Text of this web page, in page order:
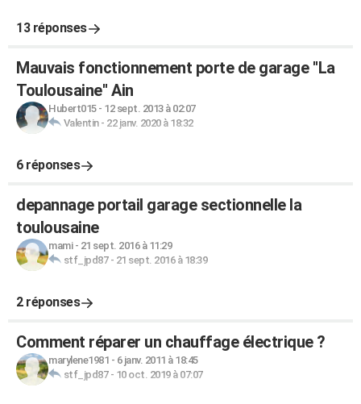
13 réponses
Mauvais fonctionnement porte de garage ''La
Toulousaine'' Ain
Hubert015- 12 sept. 2013 à 02:07
Valentin- 22 janv. 2020 à 18:32
6 réponses
depannage portail garage sectionnelle la
toulousaine
mami- 21 sept. 2016 à 11:29
stf_jpd87- 21 sept. 2016 à 18:39
2 réponses
Comment réparer un chauffage électrique ?
marylene1981 - 6 janv. 2011 à 18:45
stf_jpd87- 10 oct. 2019 à 07:07